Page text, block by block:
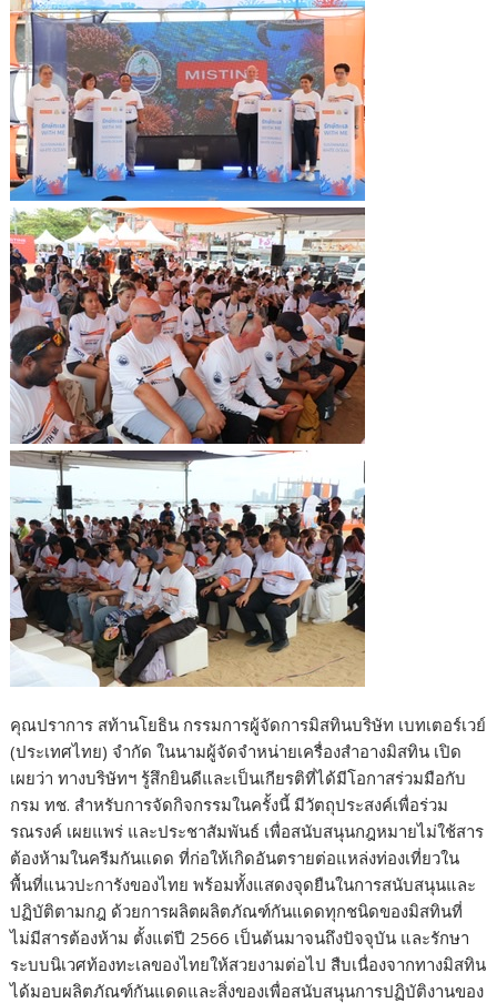
คุณปราการ สท้านโยธิน กรรมการผู้จัดการมิสทินบริษัท เบทเตอร์เวย์
(ประเทศไทย) จำกัด ในนามผู้จัดจำหน่ายเครื่องสำอางมิสทิน เปิด
เผยว่า ทางบริษัทฯ รู้สึกยินดีและเป็นเกียรติที่ได้มีโอกาสร่วมมือกับ
กรม ทช. สำหรับการจัดกิจกรรมในครั้งนี้ มีวัตถุประสงค์เพื่อร่วม
รณรงค์ เผยแพร่ และประชาสัมพันธ์ เพื่อสนับสนุนกฎหมายไม่ใช้สาร
ต้องห้ามในครีมกันแดด ที่ก่อให้เกิดอันตรายต่อแหล่งท่องเที่ยวใน
พื้นที่แนวปะการังของไทย พร้อมทั้งแสดงจุดยืนในการสนับสนุนและ
ปฏิบัติตามกฎ ด้วยการผลิตผลิตภัณฑ์กันแดดทุกชนิดของมิสทินที่
ไม่มีสารต้องห้าม ตั้งแต่ปี 2566 เป็นต้นมาจนถึงปัจจุบัน และรักษา
ระบบนิเวศท้องทะเลของไทยให้สวยงามต่อไป สืบเนื่องจากทางมิสทิน
ได้มอบผลิตภัณฑ์กันแดดและสิ่งของเพื่อสนับสนุนการปฏิบัติงานของ